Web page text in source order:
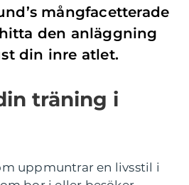
mångfacetterade
den anläggning
din inre atlet.
träning i
uppmuntrar en livsstil i